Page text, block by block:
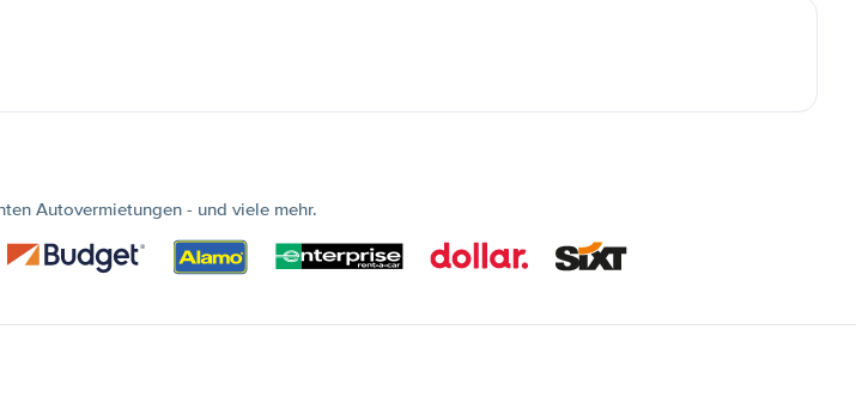
Autovermietungen - und viele mehr.